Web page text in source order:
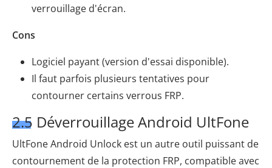
verrouillage d'écran.
Cons
Logiciel payant (version d'essai disponible).
Il faut parfois plusieurs tentatives pour
contourner certains verrous FRP.
2.5 Déverrouillage Android UltFone
UltFone Android Unlock est un autre outil puissant de
contournement de la protection FRP, compatible avec